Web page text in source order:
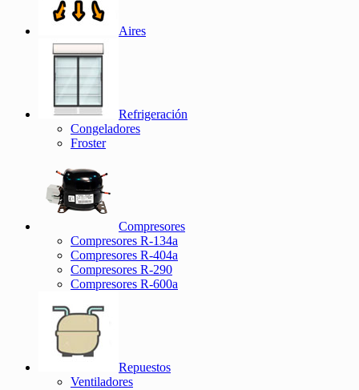
Aires
Refrigeración
Congeladores
Froster
Compresores
Compresores R-134a
Compresores R-404a
Compresores R-290
Compresores R-600a
Repuestos
Ventiladores